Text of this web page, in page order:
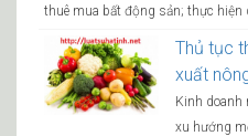
thuê mua bất động sản; thực hiện
Thủ tục
xuất
Kinh doanh
xu hướng